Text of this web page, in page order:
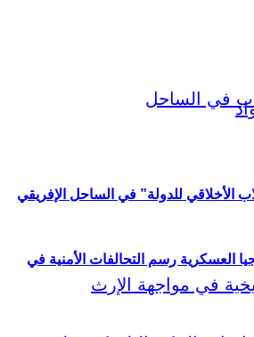
الأخلاقي للدولة” في الساحل الإفريقي
العسكرية رسم التحالفات الأمنية في